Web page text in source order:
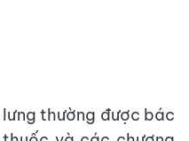
thường được bác